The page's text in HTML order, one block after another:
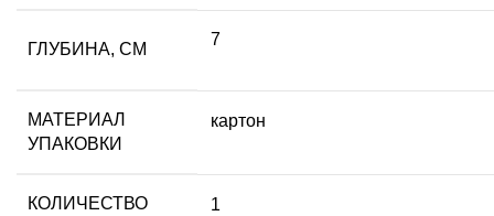
ГЛУБИНА, СМ
7
МАТЕРИАЛ
УПАКОВКИ
картон
КОЛИЧЕСТВО
1